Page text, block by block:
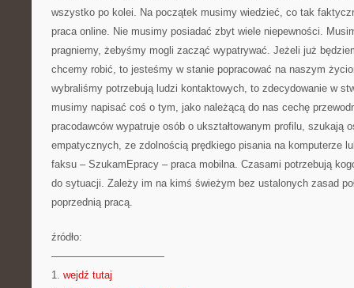
wszystko po kolei. Na początek musimy wiedzieć, co tak
praca online. Nie musimy posiadać zbyt wiele niepewności.
pragniemy, żebyśmy mogli zacząć wypatrywać. Jeżeli już
chcemy robić, to jesteśmy w stanie popracować na naszym
wybraliśmy potrzebują ludzi kontaktowych, to zdecydowanie w
musimy napisać coś o tym, jako należącą do nas cechę
pracodawców wypatruje osób o ukształtowanym profilu, szukają
empatycznych, ze zdolnością prędkiego pisania na komputerze
faksu – SzukamEpracy – praca mobilna. Czasami potrzebują
do sytuacji. Zależy im na kimś świeżym bez ustalonych zasad
poprzednią pracą.
źródło:
———————————
1. wejdź tutaj